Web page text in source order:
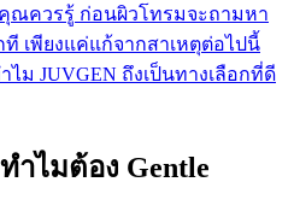
ควรรู้ ก่อนผิวโทรมจะถามหา
เพียงแค่แก้จากสาเหตุต่อไปนี้
ม JUVGEN ถึงเป็นทางเลือกที่ดี
ำไมต้อง Gentle